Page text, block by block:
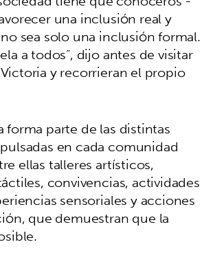
una inclusión real y
sea solo una inclusión formal.
a todos”, dijo antes de visitar
y recorrieran el propio
forma parte de las distintas
en cada comunidad
ellas talleres artísticos,
convivencias, actividades
sensoriales y acciones
que demuestran que la